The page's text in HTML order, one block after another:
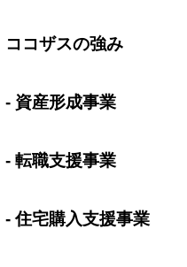
ココザスの強み
資産形成事業
転職支援事業
住宅購入支援事業